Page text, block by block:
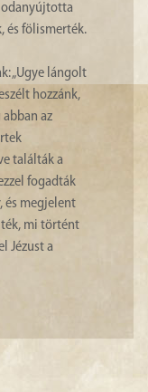
és fölismerték.
„Ugye lángolt
hozzánk,
abban az
találták a
fogadták
és megjelent
mi történt
Jézust a